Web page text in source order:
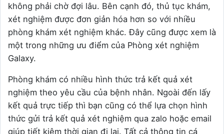
không phải chờ đợi lâu. Bên cạnh đó, thủ tục khám,
xét nghiệm được đơn giản hóa hơn so với nhiều
phòng khám xét nghiệm khác. Đây cũng được xem là
một trong những ưu điểm của Phòng xét nghiệm
Galaxy.
Phòng khám có nhiều hình thức trả kết quả xét
nghiệm theo yêu cầu của bệnh nhân. Ngoài đến lấy
kết quả trực tiếp thì bạn cũng có thể lựa chọn hình
thức gửi trả kết quả xét nghiệm qua zalo hoặc email
giúp tiết kiệm thời gian đi lại. Tất cả thông tin cá